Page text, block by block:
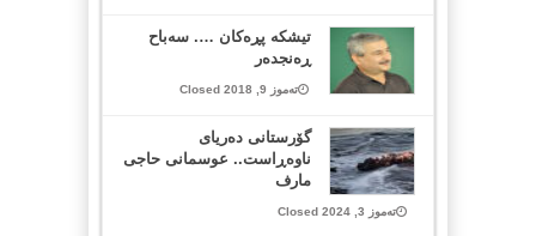
تیشكه‌ پڕه‌كان …. سه‌باح
ڕه‌نجده‌ر
تەموز 9, 2018 Closed
گۆرستانی دەریای
ناوەڕاست.. عوسمانی حاجی
مارف
تەموز 3, 2024 Closed